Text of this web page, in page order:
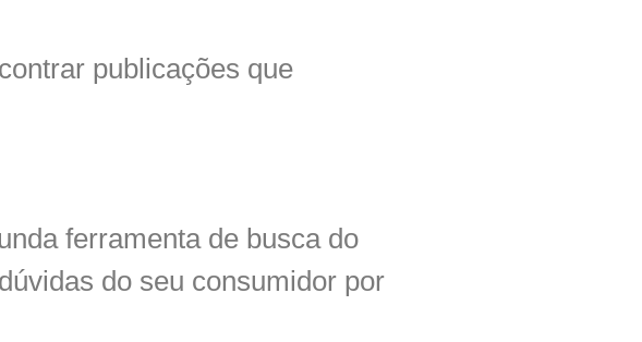
publicações que
ferramenta de busca do
do seu consumidor por